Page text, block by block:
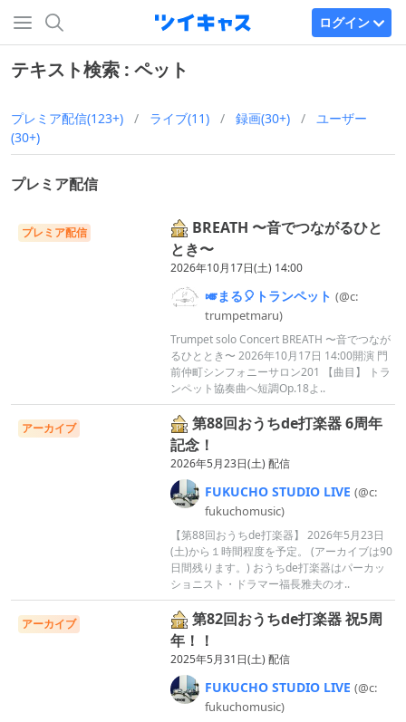
ログイン
テキスト検索 : ペット
プレミア配信(123+) / ライブ(11) / 録画(30+) /
ユーザー
(30+)
プレミア配信
プレミア配信
BREATH 〜音でつながるひと
とき〜
2026年10月17日(土) 14:00
🎺まる🎈トランペット (@c:
trumpetmaru)
Trumpet solo Concert BREATH 〜音でつなが
るひととき〜 2026年10月17日 14:00開演 門
前仲町シンフォニーサロン201 【曲目】 トラ
ンペット協奏曲へ短調Op.18よ..
アーカイブ
第88回おうちde打楽器 6周年
記念！
2026年5月23日(土) 配信
FUKUCHO STUDIO LIVE (@c:
fukuchomusic)
【第88回おうちde打楽器】 2026年5月23日
(土)から１時間程度を予定。 (アーカイブは90
日間残ります。) おうちde打楽器はパーカッ
ショニスト・ドラマー福長雅夫のオ..
アーカイブ
第82回おうちde打楽器 祝5周
年！！
2025年5月31日(土) 配信
FUKUCHO STUDIO LIVE (@c:
fukuchomusic)